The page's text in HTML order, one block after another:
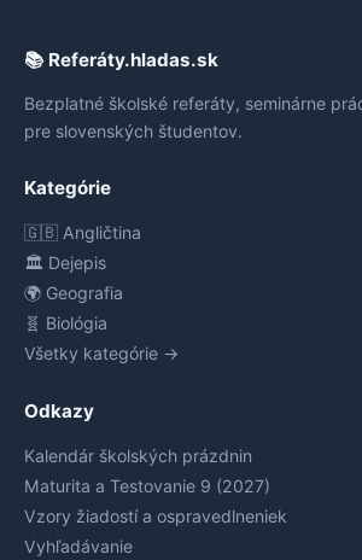
📚 Referáty.hladas.sk
Bezplatné školské referáty, seminárne
pre slovenských študentov.
Kategórie
🇬🇧 Angličtina
🏛️ Dejepis
🌍 Geografia
🧬 Biológia
Všetky kategórie →
Odkazy
Kalendár školských prázdnin
Maturita a Testovanie 9 (2027)
Vzory žiadostí a ospravedlneniek
Vyhľadávanie